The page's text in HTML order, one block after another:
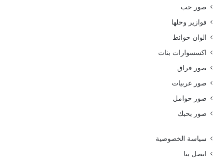
صور حب
فوازير وحلها
الوان حوائط
اكسسوارات بنات
صور فراق
صور عربيات
صور حوامل
صور بحبك
سياسة الخصوصية
اتصل بنا